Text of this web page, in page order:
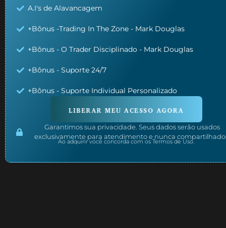
A.I's de Alavancagem
+Bônus -Trading In The Zone - Mark Douglas
+Bônus - O Trader Disciplinado - Mark Douglas
+Bônus - Suporte 24/7
+Bônus - Suporte Individual Personalizado
LIBERAR MEU ACESSO AGORA
Garantimos sua privacidade. Seus dados serão usados
exclusivamente para atendimento e nunca
Ao adquirir você concorda com os Termos de Uso.